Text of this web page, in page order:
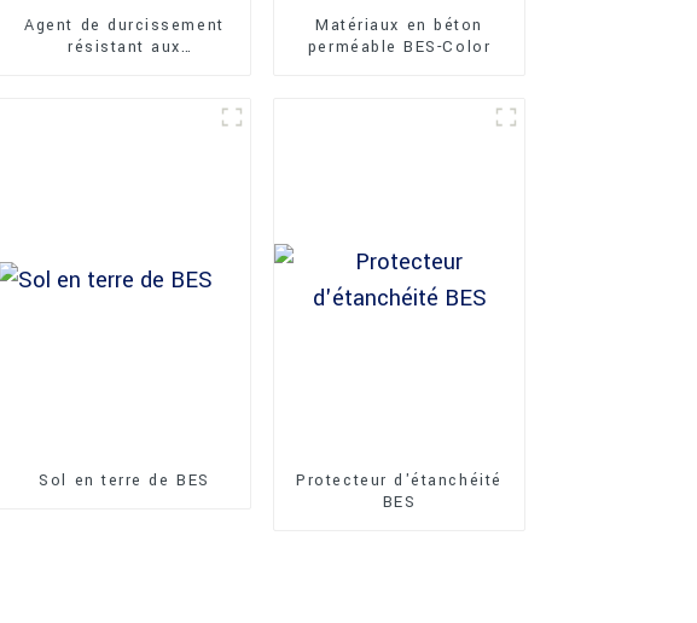
Agent de durcissement
résistant aux
Matériaux en béton
perméable BES-Color
Sol en terre de BES
Protecteur d'étanchéité
BES